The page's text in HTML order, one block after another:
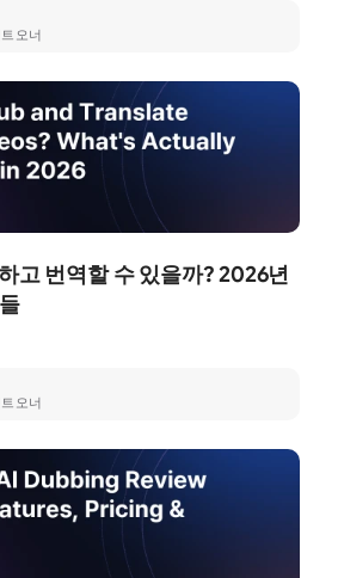
오너
고 번역할 수 있을까? 2026년
오너